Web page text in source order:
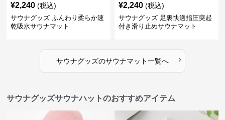
¥2,240 (税込)
サウナグッズ ふんわり柔らか速
乾吸水サウナマット
¥2,240 (税込)
サウナグッズ 足裏快適指圧突起
付き滑り止めサウナマット
サウナグッズのサウナマット一覧へ ›
サウナグッズサウナハットのおすすめアイテム